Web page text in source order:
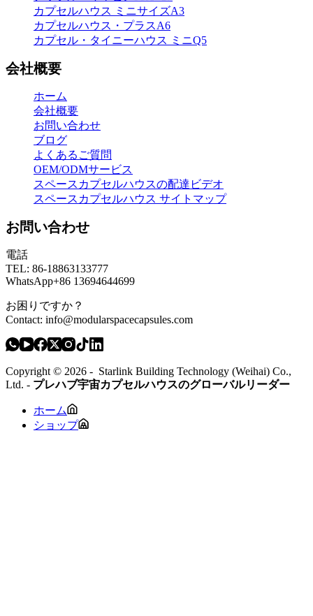
カプセルハウス ミニサイズA3
カプセルハウス・プラスA6
カプセル・タイニーハウス ミニQ5
会社概要
ホーム
会社概要
お問い合わせ
ブログ
よくあるご質問
OEM/ODMサービス
スペースカプセルハウスの配達ビデオ
スペースカプセルハウス サイトマップ
お問い合わせ
電話
TEL: 86-18863133777
WhatsApp+86 13694644699
お困りですか？
Contact: info@modularspacecapsules.com
Copyright © 2026 - Starlink Building Technology (Weihai) Co.,
Ltd. - プレハブ宇宙カプセルハウスのグローバルリーダー
ホーム
ショップ